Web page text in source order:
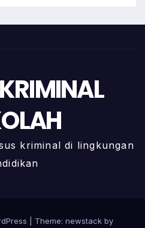
kriminal di lingkungan
Theme: newstack by